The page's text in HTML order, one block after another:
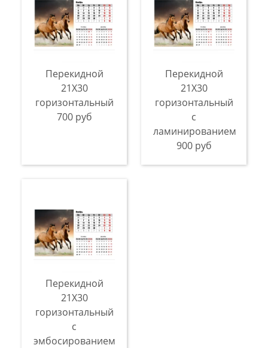
Перекидной
21X30
горизонтальный
700 руб
Перекидной
21X30
горизонтальный
с
ламинированием
900 руб
Перекидной
21X30
горизонтальный
с
эмбосированием